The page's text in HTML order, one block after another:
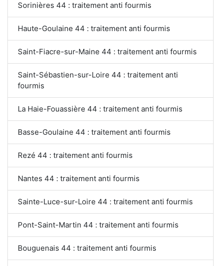
Sorinières 44 : traitement anti fourmis
Haute-Goulaine 44 : traitement anti fourmis
Saint-Fiacre-sur-Maine 44 : traitement anti fourmis
Saint-Sébastien-sur-Loire 44 : traitement anti
fourmis
La Haie-Fouassière 44 : traitement anti fourmis
Basse-Goulaine 44 : traitement anti fourmis
Rezé 44 : traitement anti fourmis
Nantes 44 : traitement anti fourmis
Sainte-Luce-sur-Loire 44 : traitement anti fourmis
Pont-Saint-Martin 44 : traitement anti fourmis
Bouguenais 44 : traitement anti fourmis